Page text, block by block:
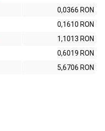
0,0366 RON
0,1610 RON
1,1013 RON
0,6019 RON
5,6706 RON